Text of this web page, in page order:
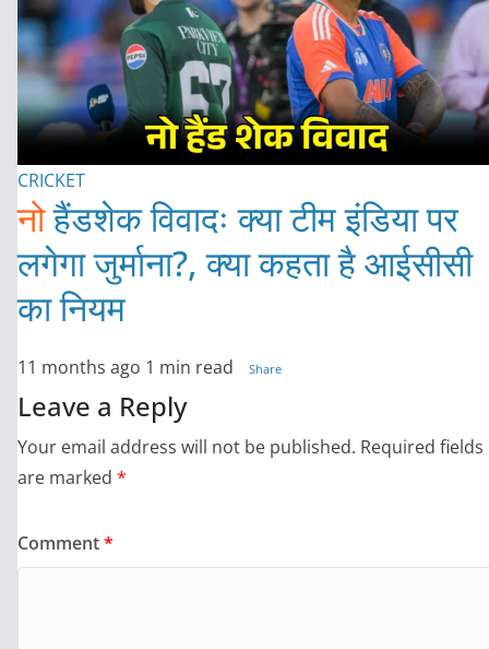
CRICKET
नोहैंडशेक विवादः क्या टीम इंडिया पर
लगेगा जुर्माना?, क्या कहता है आईसीसी
का नियम
11 months ago 1 min read Share
Leave a Reply
Your email address will not be published. Required fields
are marked *
Comment*